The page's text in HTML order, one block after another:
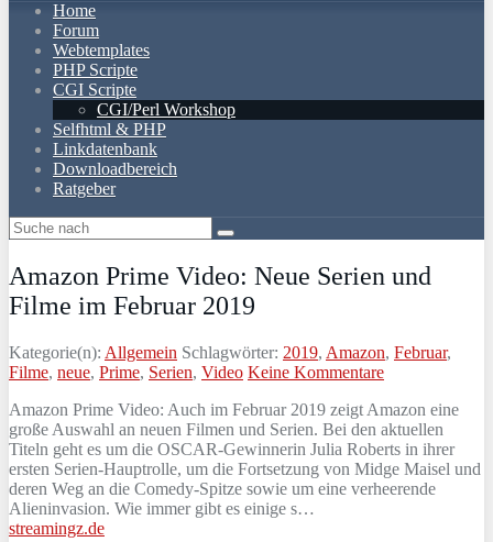
Home
Forum
Webtemplates
PHP Scripte
CGI Scripte
CGI/Perl Workshop
Selfhtml & PHP
Linkdatenbank
Downloadbereich
Ratgeber
Amazon Prime Video: Neue Serien und
Filme im Februar 2019
Kategorie(n): Allgemein Schlagwörter: 2019, Amazon, Februar,
Filme, neue, Prime, Serien, Video Keine Kommentare
Amazon Prime Video: Auch im Februar 2019 zeigt Amazon eine
große Auswahl an neuen Filmen und Serien. Bei den aktuellen
Titeln geht es um die OSCAR-Gewinnerin Julia Roberts in ihrer
ersten Serien-Hauptrolle, um die Fortsetzung von Midge Maisel und
deren Weg an die Comedy-Spitze sowie um eine verheerende
Alieninvasion. Wie immer gibt es einige s…
streamingz.de